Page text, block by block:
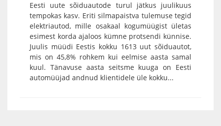
Eesti uute sõiduautode turul jätkus juulikuus
tempokas kasv. Eriti silmapaistva tulemuse tegid
elektriautod, mille osakaal kogumüügist ületas
esimest korda ajaloos kümne protsendi künnise.
Juulis müüdi Eestis kokku 1613 uut sõiduautot,
mis on 45,8% rohkem kui eelmise aasta samal
kuul. Tänavuse aasta seitsme kuuga on Eesti
automüüjad andnud klientidele üle kokku...